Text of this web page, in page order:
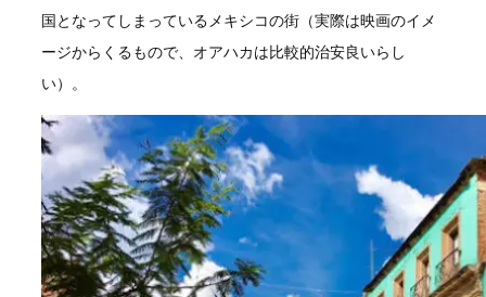
国となってしまっているメキシコの街（実際は映画のイメ
ージからくるもので、オアハカは比較的治安良いらし
い）。